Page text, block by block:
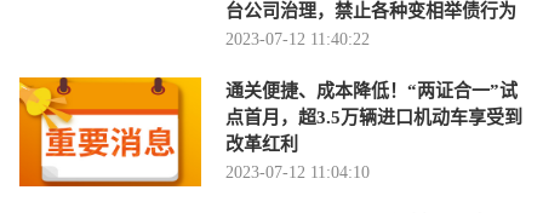
台公司治理，禁止各种变相举债行为
2023-07-12 11:40:22
通关便捷、成本降低！“两证合一”试
点首月，超3.5万辆进口机动车享受到
改革红利
2023-07-12 11:04:10